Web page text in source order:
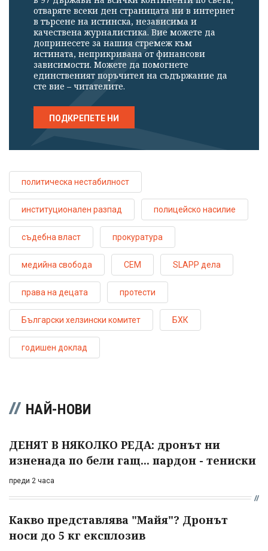
отваряте всеки ден страницата ни в интернет
в търсене на истинска, независима и
качествена журналистика. Вие можете да
допринесете за нашия стремеж към
истината, неприкривана от финансови
зависимости. Можете да помогнете
единственият поръчител на съдържание да
сте вие – читателите.
ПОДКРЕПЕТЕ НИ
политическа нестабилност
институционален разпад полицейско насилие
съдебна власт прокуратура
медийна свобода СЕМ SLAPP дела
права на децата протести
Български хелзински комитет БХК
годишен доклад
НАЙ-НОВИ
ДЕНЯТ В НЯКОЛКО РЕДА: дронът ни
изненада по бели гащ... пардон - тениски
преди 2 часа
Какво представлява "Майя"? Дронът
носи до 5 кг експлозив